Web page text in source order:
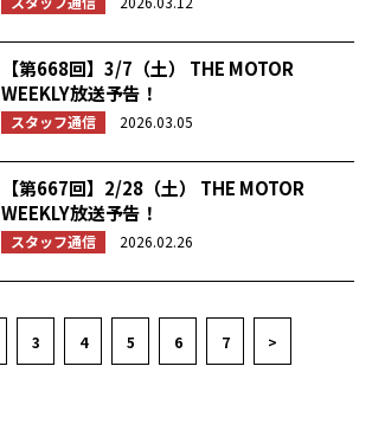
【第668回】3/7（土） THE MOTOR
WEEKLY放送予告！
スタッフ通信 2026.03.05
【第667回】2/28（土） THE MOTOR
WEEKLY放送予告！
スタッフ通信 2026.02.26
3 4 5 6 7 >